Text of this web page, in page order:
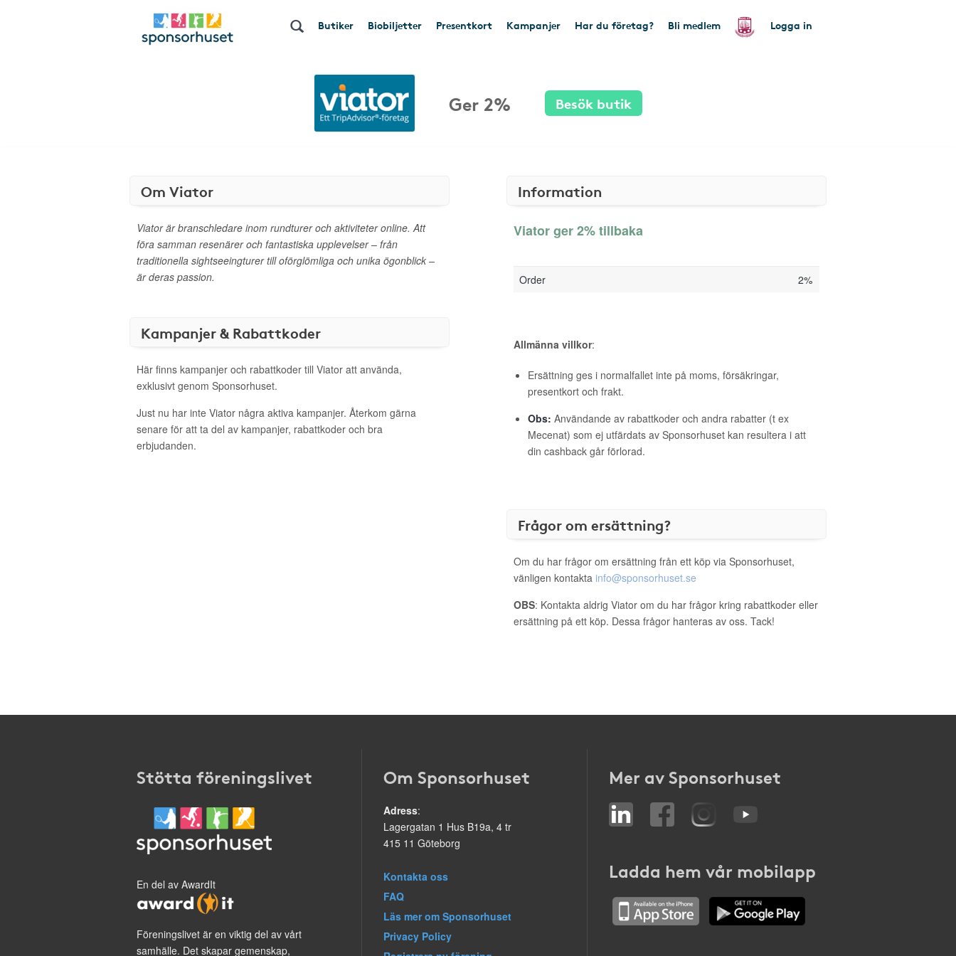
Butiker Biobiljetter Presentkort Kampanjer Har du företag? Bli medlem Logga in
Ger 2% Besök butik
Om Viator
Viator är branschledare inom rundturer och aktiviteter online. Att
föra samman resenärer och fantastiska upplevelser – från
traditionella sightseeingturer till oförglömliga och unika ögonblick –
är deras passion.
Kampanjer & Rabattkoder
Här finns kampanjer och rabattkoder till Viator att använda,
exklusivt genom Sponsorhuset.
Just nu har inte Viator några aktiva kampanjer. Återkom gärna
senare för att ta del av kampanjer, rabattkoder och bra
erbjudanden.
Information
Viator ger 2% tillbaka
Order 2%
Allmänna villkor:
Ersättning ges i normalfallet inte på moms, försäkringar,
presentkort och frakt.
Obs: Användande av rabattkoder och andra rabatter (t ex
Mecenat) som ej utfärdats av Sponsorhuset kan resultera i att
din cashback går förlorad.
Frågor om ersättning?
Om du har frågor om ersättning från ett köp via Sponsorhuset,
vänligen kontakta info@sponsorhuset.se
OBS: Kontakta aldrig Viator om du har frågor kring rabattkoder eller
ersättning på ett köp. Dessa frågor hanteras av oss. Tack!
Stötta föreningslivet
En del av AwardIt
Föreningslivet är en viktig del av vårt
samhälle. Det skapar gemenskap,
Om Sponsorhuset
Adress:
Lagergatan 1 Hus B19a, 4 tr
415 11 Göteborg
Kontakta oss
FAQ
Läs mer om Sponsorhuset
Privacy Policy
Mer av Sponsorhuset
Ladda hem vår mobilapp